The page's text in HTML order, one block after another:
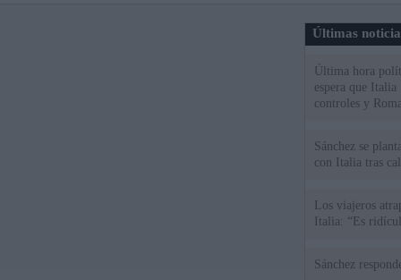
Últimas
Última hora
espera que
controles y
Sánchez se
con Italia tras
Los viajeros
Italia: “Es
Sánchez